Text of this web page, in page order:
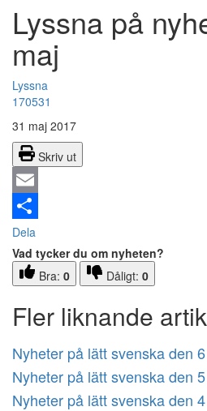
Lyssna på
maj
Lyssna
170531
31 maj 2017
Skriv ut
Email
Dela
Vad tycker du om nyheten?
Bra: 0 Dåligt: 0
Fler liknande
Nyheter på lätt svenska den
Nyheter på lätt svenska den
Nyheter på lätt svenska den